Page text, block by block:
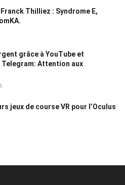
Thilliez : Syndrome E,
grâce à YouTube et
Telegram: Attention aux
jeux de course VR pour l’Oculus